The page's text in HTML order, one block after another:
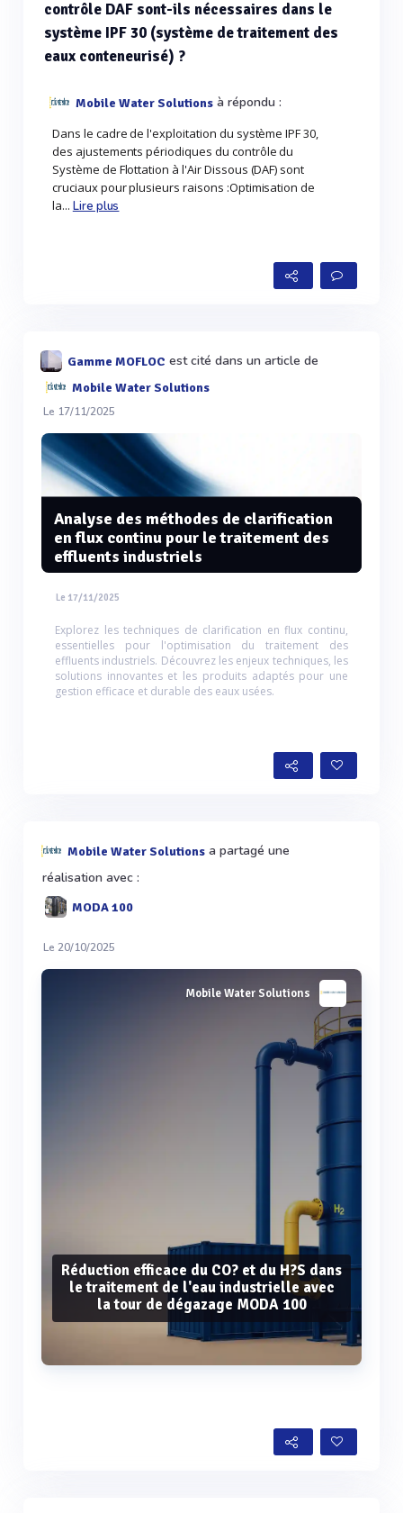
contrôle DAF sont-ils nécessaires dans le
système IPF 30 (système de traitement des
eaux conteneurisé) ?
Mobile Water Solutions à répondu :
Dans le cadre de l'exploitation du système IPF 30,
des ajustements périodiques du contrôle du
Système de Flottation à l'Air Dissous (DAF) sont
cruciaux pour plusieurs raisons :Optimisation de
la... Lire plus
Gamme MOFLOC est cité dans un article de
Mobile Water Solutions
Le 17/11/2025
Analyse des méthodes de clarification
en flux continu pour le traitement des
effluents industriels
Le 17/11/2025
Explorez les techniques de clarification en flux continu,
essentielles pour l'optimisation du traitement des
effluents industriels. Découvrez les enjeux techniques, les
solutions innovantes et les produits adaptés pour une
gestion efficace et durable des eaux usées.
Mobile Water Solutions a partagé une
réalisation avec :
MODA 100
Le 20/10/2025
Mobile Water Solutions
Réduction efficace du CO? et du H?S dans
le traitement de l'eau industrielle avec
la tour de dégazage MODA 100